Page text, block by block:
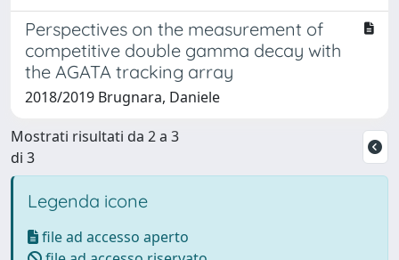
Perspectives on the measurement of
competitive double gamma decay with
the AGATA tracking array
2018/2019 Brugnara, Daniele
Mostrati risultati da 2 a 3
di 3
Legenda icone
file ad accesso aperto